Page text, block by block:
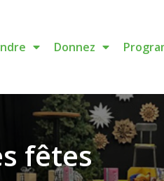
Donnez
fêtes